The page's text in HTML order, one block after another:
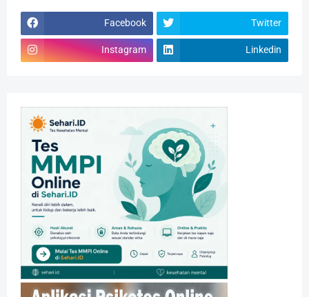
Facebook Twitter
Instagram Linkedin